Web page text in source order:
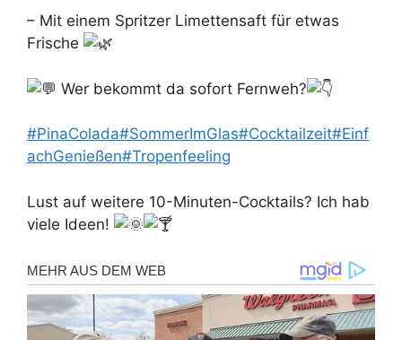
– Mit einem Spritzer Limettensaft für etwas
Frische
Wer bekommt da sofort Fernweh?
#PinaColada#SommerImGlas#Cocktailzeit#Einf
achGenießen#Tropenfeeling
Lust auf weitere 10-Minuten-Cocktails? Ich hab
viele Ideen!